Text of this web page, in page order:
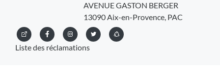
AVENUE GASTON BERGER
13090 Aix-en-Provence, PAC
Liste des réclamations